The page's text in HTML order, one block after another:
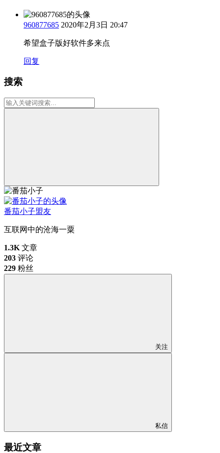
960877685 2020年2月3日 20:47
希望盒子版好软件多来点
回复
搜索
番茄小子盟友
互联网中的沧海一粟
1.3K 文章
203 评论
229 粉丝
关注
私信
最近文章